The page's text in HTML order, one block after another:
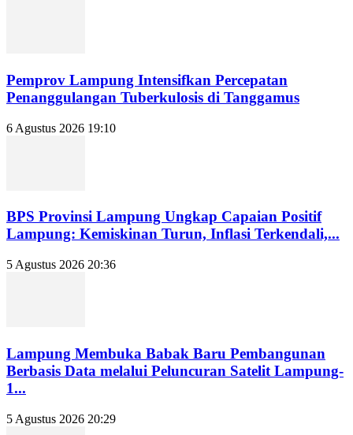
Pemprov Lampung Intensifkan Percepatan
Penanggulangan Tuberkulosis di Tanggamus
6 Agustus 2026 19:10
BPS Provinsi Lampung Ungkap Capaian Positif
Lampung: Kemiskinan Turun, Inflasi Terkendali,...
5 Agustus 2026 20:36
Lampung Membuka Babak Baru Pembangunan
Berbasis Data melalui Peluncuran Satelit Lampung-
1...
5 Agustus 2026 20:29